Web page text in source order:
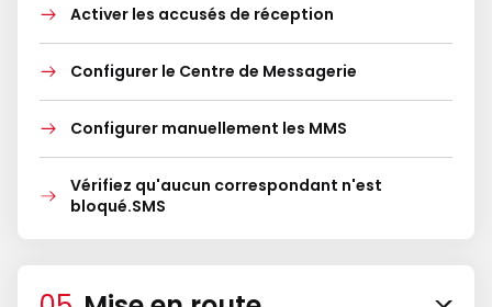
Activer les accusés de réception
Configurer le Centre de Messagerie
Configurer manuellement les MMS
Vérifiez qu'aucun correspondant n'est
bloqué.SMS